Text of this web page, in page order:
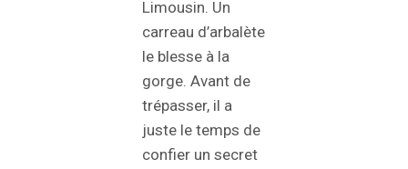
Limousin. Un
carreau d’arbalète
le blesse à la
gorge. Avant de
trépasser, il a
juste le temps de
confier un secret